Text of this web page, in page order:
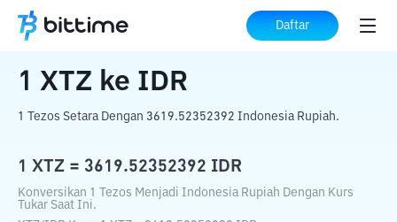
Daftar
Beranda Konverter Kripto ke IDR
1 XTZ ke IDR
1 Tezos Setara Dengan 3619.52352392 Indonesia Rupiah.
1 XTZ = 3619.52352392 IDR
Konversikan 1 Tezos Menjadi Indonesia Rupiah Dengan Kurs
Tukar Saat Ini.